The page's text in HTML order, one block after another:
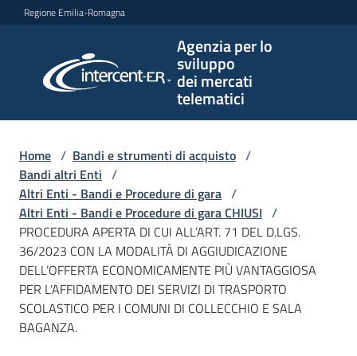
Vai al contenuto
Vai alla navigazione
Vai al footer
Regione Emilia-Romagna
Agenzia per lo
sviluppo
dei mercati
telematici
per lo
sviluppo
telematici
L'Agenzia
Bandi
e
strumenti
Home / Bandi e strumenti di acquisto /
Bandi altri Enti /
Altri Enti - Bandi e Procedure di gara /
Altri Enti - Bandi e Procedure di gara CHIUSI /
PROCEDURA APERTA DI CUI ALL’ART. 71 DEL D.LGS.
36/2023 CON LA MODALITÀ DI AGGIUDICAZIONE
DELL’OFFERTA ECONOMICAMENTE PIÙ VANTAGGIOSA
PER L’AFFIDAMENTO DEI SERVIZI DI TRASPORTO
SCOLASTICO PER I COMUNI DI COLLECCHIO E SALA
BAGANZA.